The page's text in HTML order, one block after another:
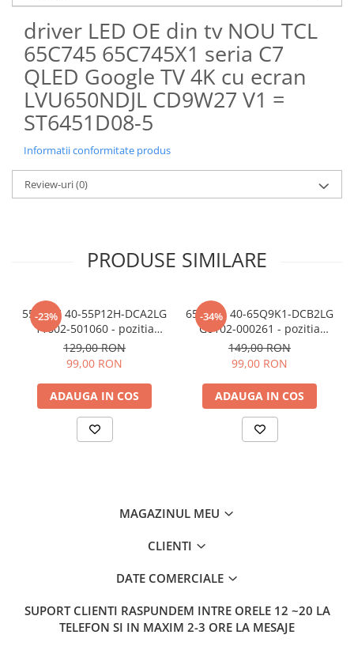
driver LED OE din tv NOU TCL
65C745 65C745X1 seria C7
QLED Google TV 4K cu ecran
LVU650NDJL CD9W27 V1 =
ST6451D08-5
Informatii conformitate produs
Review-uri(0)
PRODUSE SIMILARE
-23%
55P12H 40-55P12H-DCA2LG
11602-501060 - pozitia
GG517 GG917
129,00 RON
99,00 RON
ADAUGA IN COS
-34%
65Q9K1 40-65Q9K1-DCB2LG
G0102-000261 - pozitia
GG522
149,00 RON
99,00 RON
ADAUGA IN COS
MAGAZINUL MEU
CLIENTI
DATE COMERCIALE
SUPORT CLIENTI RASPUNDEM INTRE ORELE 12 ~20 LA
TELEFON SI IN MAXIM 2-3 ORE LA MESAJE